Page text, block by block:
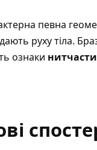
певна
руху тіла.
ознаки